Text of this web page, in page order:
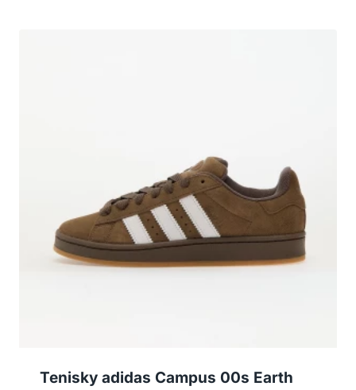
Tenisky adidas Campus 00s Earth